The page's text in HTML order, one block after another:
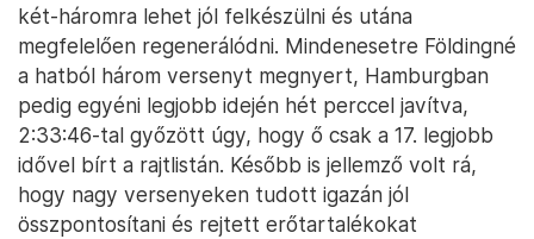
két-háromra lehet jól felkészülni és utána
megfelelően regenerálódni. Mindenesetre Földingné
a hatból három versenyt megnyert, Hamburgban
pedig egyéni legjobb idején hét perccel javítva,
2:33:46-tal győzött úgy, hogy ő csak a 17. legjobb
idővel bírt a rajtlistán. Később is jellemző volt rá,
hogy nagy versenyeken tudott igazán jól
összpontosítani és rejtett erőtartalékokat